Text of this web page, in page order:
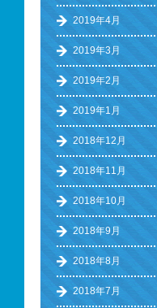
2019年4月
2019年3月
2019年2月
2019年1月
2018年12月
2018年11月
2018年10月
2018年9月
2018年8月
2018年7月